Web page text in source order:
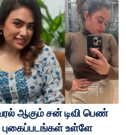
ஆகும் சன் டிவி பெண்
உள்ளே